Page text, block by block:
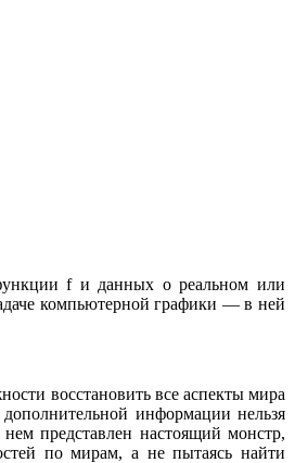
f и данных о реальном или
компьютерной графики — в ней
восстановить все аспекты мира
информации нельзя
представлен настоящий монстр,
по мирам, а не пытаясь найти